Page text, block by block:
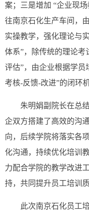
案；三是增加 “企业现
往南京石化生产车间，
实操教学，强化理论与
体系”，除传统的理论考
评估”，由企业根据学员
考核-反馈-改进”的闭环机
朱明娟副院长在总
企双方搭建了高效的沟
向，后续学院将落实各
化沟通，持续优化培训
力配合学院的教学改进
持，共同提升员工培训质
此次南京石化员工